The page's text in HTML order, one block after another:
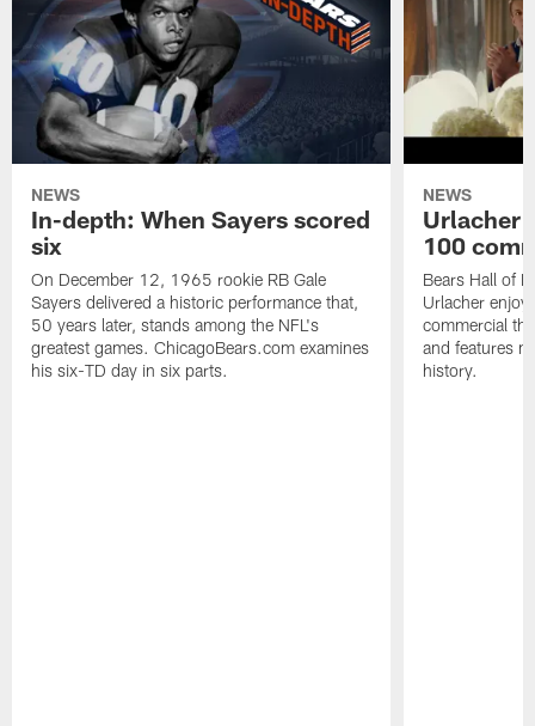
NEWS
In-depth: When Sayers scored
six
On December 12, 1965 rookie RB Gale
Sayers delivered a historic performance that,
50 years later, stands among the NFL's
greatest games. ChicagoBears.com examines
his six-TD day in six parts.
NEWS
Urlacher
100
Bears Hall of
Urlacher
commercial
and features
history.